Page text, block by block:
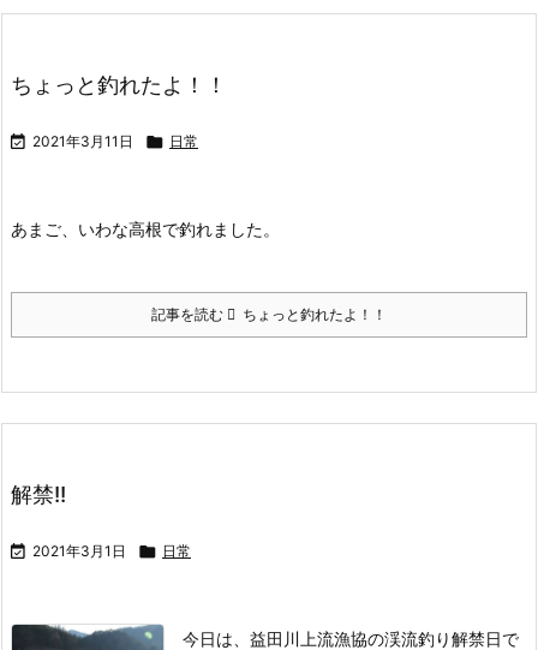
ちょっと釣れたよ！！
 2021年3月11日  日常
あまご、いわな高根で釣れました。
記事を読む ちょっと釣れたよ！！
解禁!!
 2021年3月1日  日常
今日は、益田川上流漁協の渓流釣り解禁日で